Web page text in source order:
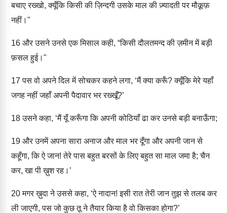
बचाए रख्खो, क्यूँकि किसी की ज़िन्दगी उसके माल की ज़्यादती पर मौक़ूफ़
नहीं।"
16 और उसने उनसे एक मिसाल कही, “किसी दौलतमन्द की ज़मीन में बड़ी
फ़सल हुई।"
17 पस वो अपने दिल में सोचकर कहने लगा, ‘मैं क्या करूँ? क्यूँकि मेरे यहाँ
जगह नहीं जहाँ अपनी पैदावार भर रख्खूँ?’
18उसने कहा, ‘मैं यूँ करूँगा कि अपनी कोठियाँ ढा कर उनसे बड़ी बनाऊँगा;
19 और उनमें अपना सारा अनाज और माल भर दूँगा और अपनी जान से
कहूँगा, कि ऐ जान! तेरे पास बहुत बरसों के लिए बहुत सा माल जमा है; चैन
कर, खा पी ख़ुश रह।’
20मगर ख़ुदा ने उससे कहा, ‘ऐ नादान! इसी रात तेरी जान तुझ से तलब कर
ली जाएगी, पस जो कुछ तू ने तैयार किया है वो किसका होगा?’